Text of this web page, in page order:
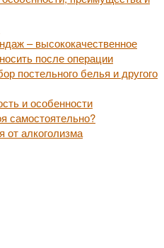
– высококачественное
после операции
постельного белья и другого
и особенности
самостоятельно?
от алкоголизма